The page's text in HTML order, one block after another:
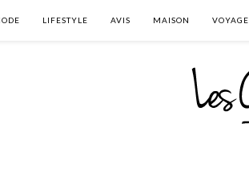
LIFESTYLE AVIS MAISON VOYAGE